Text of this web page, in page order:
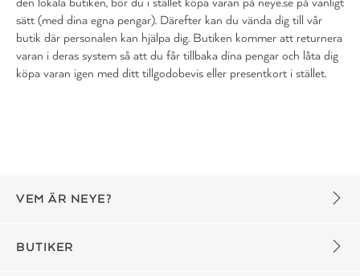
sätt (med dina egna pengar). Därefter kan du vända dig till vår
butik där personalen kan hjälpa dig. Butiken kommer att returnera
varan i deras system så att du får tillbaka dina pengar och låta dig
köpa varan igen med ditt tillgodobevis eller presentkort i stället.
VEM ÄR NEYE?
BUTIKER